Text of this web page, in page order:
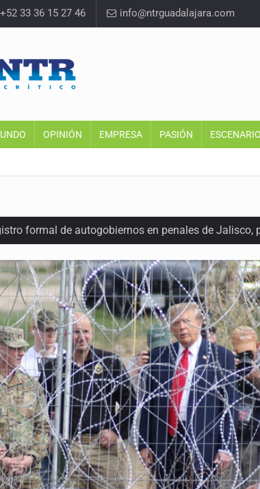
33 36 15 27 46 info@ntrguadalajara.com
OPINIÓN EMPRESA PASIÓN ESCENARIO
formal de autogobiernos en penales de Jalisco,
a Medrano si persiste falta de diálogo con vecinos
a tres luego de dos ataques armados
lesionada tras ataque de pitbull en Zapopan
a pareja que extorsionaba con peluches para
cuatro personas por volcadura en San Miguel el Alto
afirma que no tiene evidencia de vínculos entre
se reúnen secretario de Estado del Vaticano
a responsable de homicidio registrado en 2025 en
reformar Ley de Salud en Jalisco para emitir alertas